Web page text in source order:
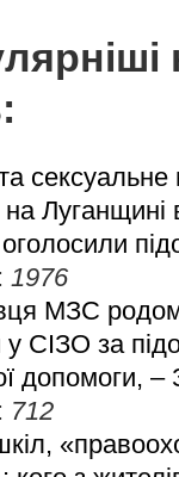
на
1976
МЗС
у СІЗО за
допомоги, –
712